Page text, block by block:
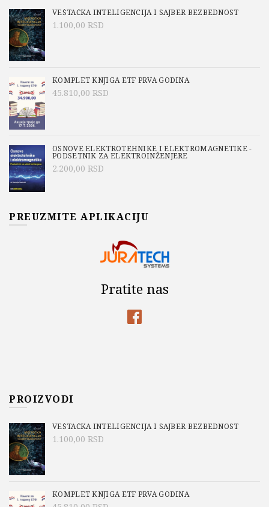
VEŠTAČKA INTELIGENCIJA I SAJBER BEZBEDNOST
1.100,00 RSD
KOMPLET KNJIGA ETF PRVA GODINA
45.810,00 RSD
OSNOVE ELEKTROTEHNIKE I ELEKTROMAGNETIKE -
PODSETNIK ZA ELEKTROINŽENJERE
2.200,00 RSD
PREUZMITE APLIKACIJU
Pratite nas
PROIZVODI
VEŠTAČKA INTELIGENCIJA I SAJBER BEZBEDNOST
1.100,00 RSD
KOMPLET KNJIGA ETF PRVA GODINA